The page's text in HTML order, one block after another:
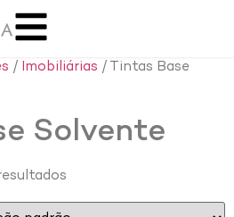
/ Imobiliárias / Tintas Base
Solvente